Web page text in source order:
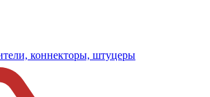
коннекторы, штуцеры